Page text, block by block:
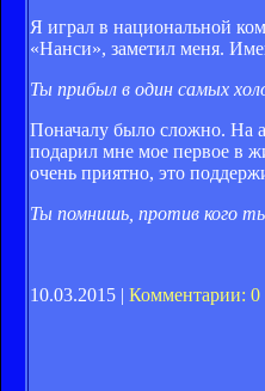
Я играл в национальной
«Нанси», заметил меня.
Ты прибыл в один самых
Поначалу было сложно. На
подарил мне мое первое в
очень приятно, это
Ты помнишь, против кого
10.03.2015 | Комментарии: 0